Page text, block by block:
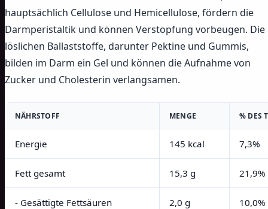
hauptsächlich Cellulose und Hemicellulose, fördern die
Darmperistaltik und können Verstopfung vorbeugen. Die
löslichen Ballaststoffe, darunter Pektine und Gummis,
bilden im Darm ein Gel und können die Aufnahme von
Zucker und Cholesterin verlangsamen.
NÄHRSTOFF MENGE % DES
Energie 145 kcal 7,3%
Fett gesamt 15,3 g 21,9%
- Gesättigte Fettsäuren 2,0 g 10,0%